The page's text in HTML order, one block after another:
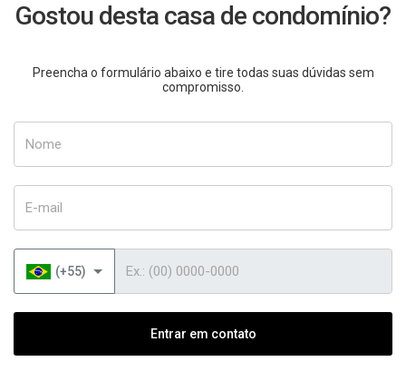
Gostou desta casa de condomínio?
Preencha o formulário abaixo e tire todas suas dúvidas sem
compromisso.
(+55)
Entrar em contato